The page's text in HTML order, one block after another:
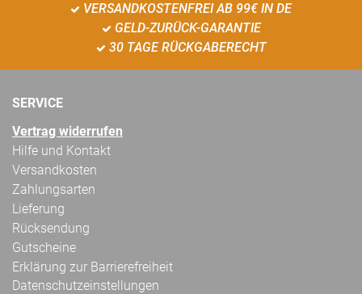
VERSANDKOSTENFREI AB 99€ IN DE
GELD-ZURÜCK-GARANTIE
30 TAGE RÜCKGABERECHT
SERVICE
Vertrag widerrufen
Hilfe und Kontakt
Versandkosten
Zahlungsarten
Lieferung
Rücksendung
Gutscheine
Erklärung zur Barrierefreiheit
Datenschutzeinstellungen